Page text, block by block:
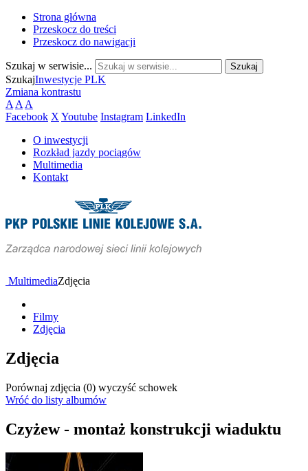
Strona główna
Przeskocz do treści
Przeskocz do nawigacji
Szukaj w serwisie...
SzukajInwestycje PLK
Zmiana kontrastu
A A A
Facebook X Youtube Instagram LinkedIn
O inwestycji
Rozkład jazdy pociągów
Multimedia
Kontakt
MultimediaZdjęcia
Filmy
Zdjęcia
Zdjęcia
Porównaj zdjęcia (0) wyczyść schowek
Wróć do listy albumów
Czyżew - montaż konstrukcji wiaduktu